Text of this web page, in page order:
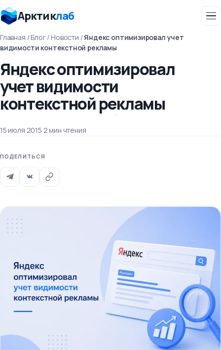
Арктиклаб
Главная /Блог/ Новости /Яндекс оптимизировал учет
видимости контекстной рекламы
Яндекс оптимизировал
учет видимости
контекстной рекламы
15 июля 2015·2 мин чтения
ПОДЕЛИТЬСЯ